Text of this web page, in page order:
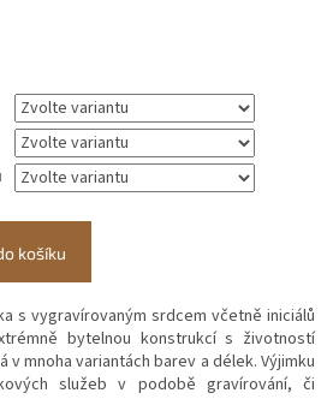
košíku
s vygravírovaným srdcem včetně iniciálů
bytelnou konstrukcí s životností
mnoha variantách barev a délek. Výjimku
služeb v podobě gravírování, či